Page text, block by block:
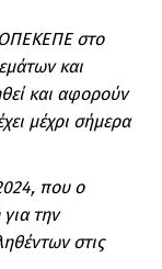
στο
και
και αφορούν
μέχρι σήμερα
που ο
την
στις